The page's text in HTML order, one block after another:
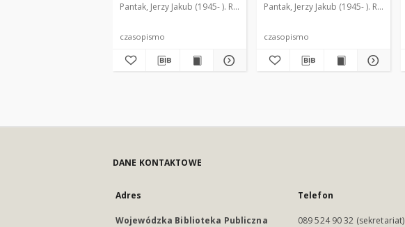
Pantak, Jerzy Jakub (1945- ). Red.
czasopismo
Pantak, Jerzy Jakub (1945- ). Red.
czasopismo
DANE KONTAKTOWE
Adres
Wojewódzka Biblioteka Publiczna
Telefon
089 524 90 32 (sekretariat)